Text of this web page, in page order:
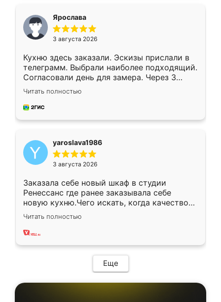
Ярослава
3 августа 2026
Кухню здесь заказали. Эскизы прислали в
телеграмм. Выбрали наиболее подходящий.
Согласовали день для замера. Через 3
недели кухня была уже готова. Остались
довольны работой. Спасибо Ренессанс
мебель за качественную работу!
Читать полностью
yaroslava1986
3 августа 2026
Заказала себе новый шкаф в студии
Ренессанс где ранее заказывала себе
новую кухню.Чего искать, когда качеством
вполне довольна. Служит кухня уже почти
два года, нареканий нет.
Читать полностью
Еще